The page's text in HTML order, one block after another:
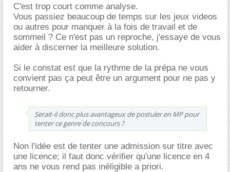
C'est trop court comme analyse.
Vous passiez beaucoup de temps sur les jeux videos
ou autres pour manquer à la fois de travail et de
sommeil ? Ce n'est pas un reproche, j'essaye de vous
aider à discerner la meilleure solution.
Si le constat est que la rythme de la prépa ne vous
convient pas ça peut être un argument pour ne pas y
retourner.
Serait-il donc plus avantageux de postuler en MP pour
tenter ce genre de concours ?
Non l'idée est de tenter une admission sur titre avec
une licence; il faut donc vérifier qu'une licence en 4
ans ne vous rend pas inéligible a priori.